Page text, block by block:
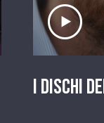
I dischi